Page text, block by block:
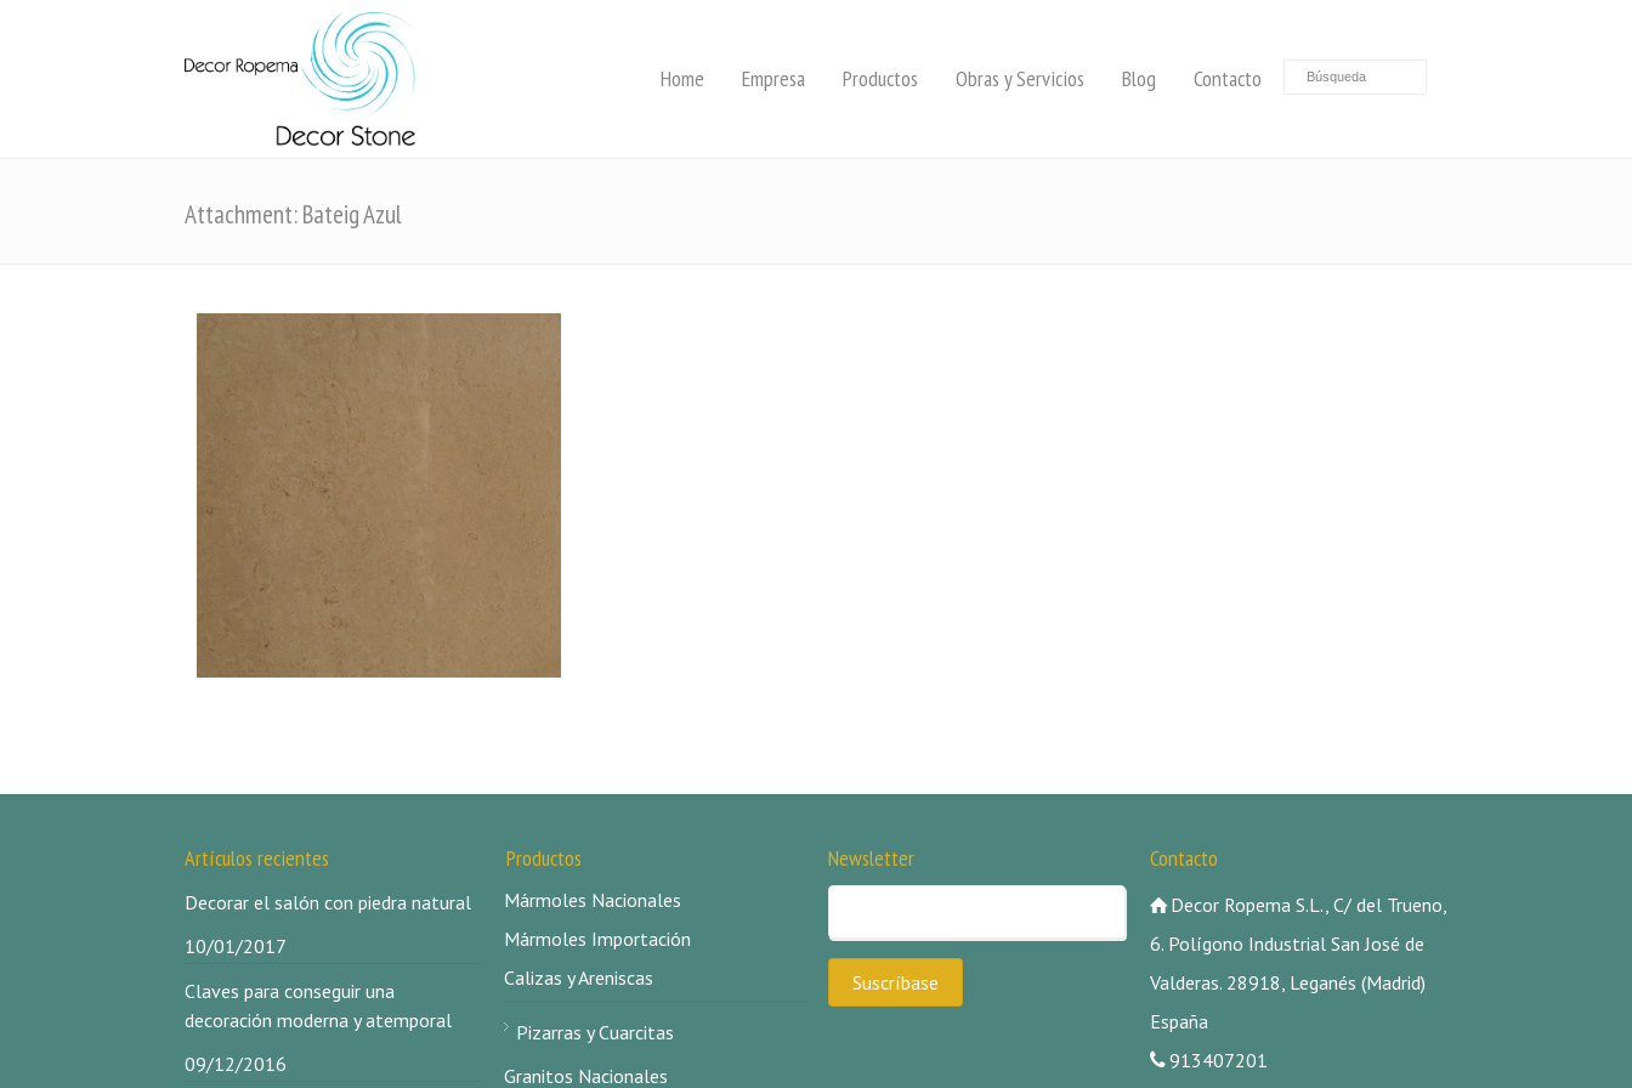
Home Empresa Productos Obras y Servicios Blog Contacto
Attachment: Bateig Azul
Artículos recientes
Decorar el salón con piedra natural
10/01/2017
Claves para conseguir una
decoración moderna y atemporal
09/12/2016
Productos
Mármoles Nacionales
Mármoles Importación
Calizas y Areniscas
Pizarras y Cuarcitas
Granitos Nacionales
Newsletter Contacto
Decor Ropema S.L., C/ del Trueno,
6. Polígono Industrial San José de
Valderas. 28918, Leganés (Madrid)
España
913407201